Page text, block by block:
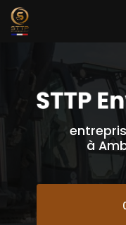
Aller
au
contenu
à